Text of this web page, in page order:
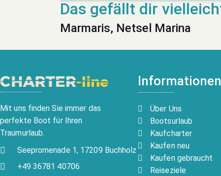
Marmaris, Netsel Marina
Mit uns finden Sie immer das
perfekte Boot für Ihren
Traumurlaub.
Seepromenade 1, 17209 Buchholz
+49 36781 40706
Informationen
Über Uns
Bootsurlaub
Kaufcharter
Kaufen neu
Kaufen gebraucht
Reiseziele